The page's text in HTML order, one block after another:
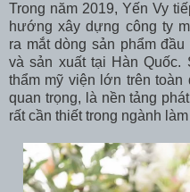
Trong năm 2019, Yến Vy
hướng xây dựng công ty
ra mắt dòng sản phẩm
và sản xuất tại Hàn Quốc.
thẩm mỹ viện lớn trên
quan trọng, là nền tảng
rất cần thiết trong ngành